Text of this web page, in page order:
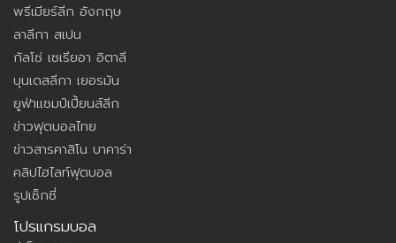
พรีเมียร์ลีก อังกฤษ
ลาลีกา สเปน
กัลโซ่ เซเรียอา อิตาลี
บุนเดสลีกา เยอรมัน
ยูฟ่าแชมป์เปี้ยนส์ลีก
ข่าวฟุตบอลไทย
ข่าวสารคาสิโน บาคาร่า
คลิปไฮไลท์ฟุตบอล
รูปเซ็กซี่
โปรแกรมบอล